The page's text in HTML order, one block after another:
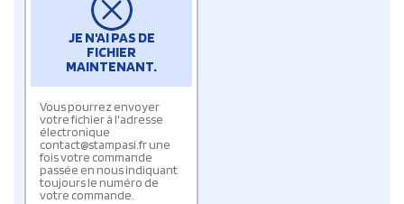
JE N'AI PAS DE
FICHIER
MAINTENANT.
Vous pourrez envoyer
votre fichier à l'adresse
électronique
contact@stampasi.fr une
fois votre commande
passée en nous indiquant
toujours le numéro de
votre commande.